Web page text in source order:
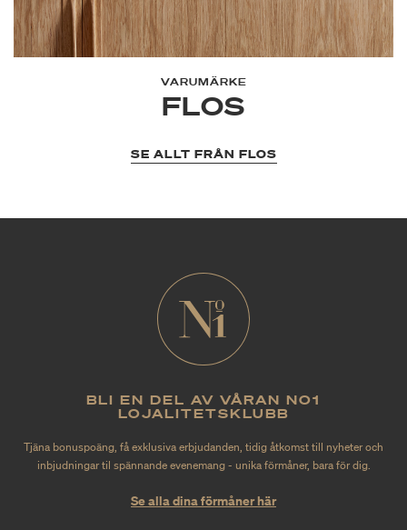
VARUMÄRKE
FLOS
SE ALLT FRÅN FLOS
BLI EN DEL AV VÅRAN NO1
LOJALITETSKLUBB
Tjäna bonuspoäng, få exklusiva erbjudanden, tidig åtkomst till nyheter och
inbjudningar til spännande evenemang - unika förmåner, bara för dig.
Se alla dina förmåner här